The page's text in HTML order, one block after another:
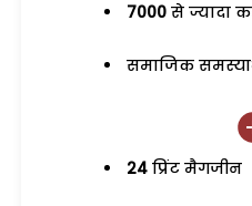
7000 से ज्यादा
समाजिक
24 प्रिंट मैगजीन